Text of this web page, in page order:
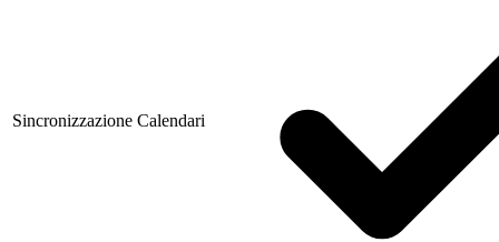
Sincronizzazione Calendari